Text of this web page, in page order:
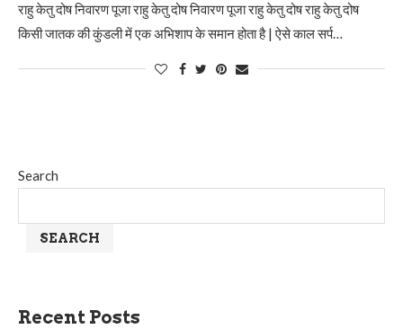
राहु केतु दोष निवारण पूजा राहु केतु दोष निवारण पूजा राहु केतु दोष राहु केतु दोष
किसी जातक की कुंडली में एक अभिशाप के समान होता है | ऐसे काल सर्प…
Search
SEARCH
Recent Posts